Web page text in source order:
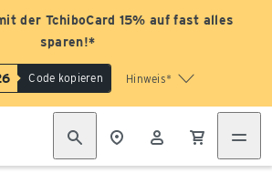
der TchiboCard 15% auf fast alles
sparen!*
Code kopieren Hinweis*